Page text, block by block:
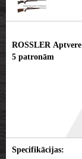
ROSSLER
5 patronām
Specifikācijas: